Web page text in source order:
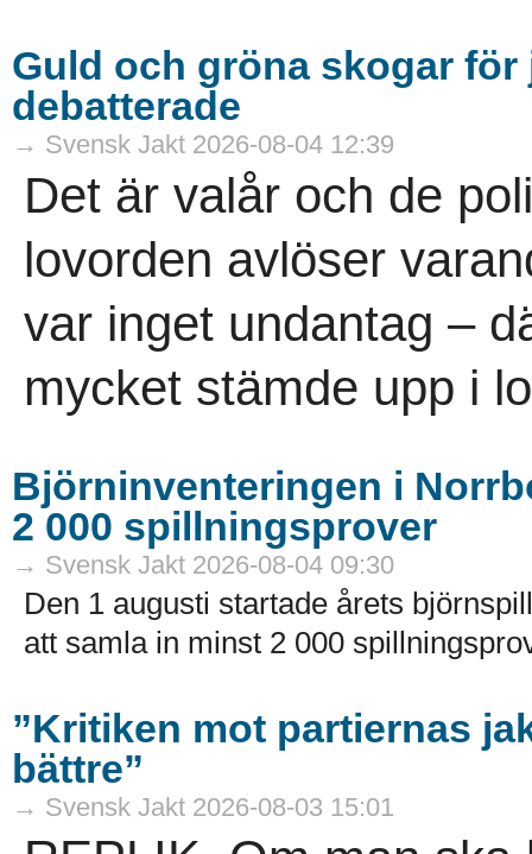
Guld och gröna skogar
debatterade
→ Svensk Jakt 2026-08-04 12:39
Det är valår och de
lovorden avlöser
var inget undantag –
mycket stämde upp i
Björninventeringen i
2 000 spillningsprover
→ Svensk Jakt 2026-08-04 09:30
Den 1 augusti startade årets
att samla in minst 2 000
”Kritiken mot partiernas
bättre”
→ Svensk Jakt 2026-08-03 15:01